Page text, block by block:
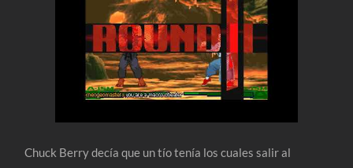
Chuck Berry decía que un tío tenía los cuales salir al